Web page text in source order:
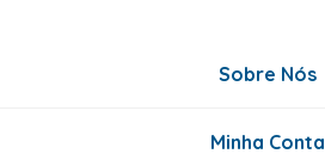
Sobre Nós
Minha Conta